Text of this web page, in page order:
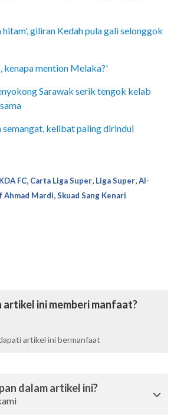
giliran Kedah pula gali selonggok
kenapa mention Melaka?'
Sarawak serik tengok kelab
semangat, kelibat paling dirindui
KDA FC, Carta Liga Super, Liga Super,Al-
Ahmad Mardi,Skuad Sang Kenari
artikel ini memberi manfaat?
artikel ini bermanfaat
dalam artikel ini?